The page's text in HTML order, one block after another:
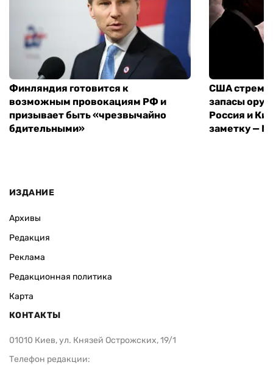
Финляндия готовится к
возможным провокациям РФ и
призывает быть «чрезвычайно
бдительными»
США
запасы
Россия и
заметку —
ИЗДАНИЕ
Архивы
Редакция
Реклама
Редакционная политика
Карта
КОНТАКТЫ
01010 Киев, ул. Князей Острожских, 19/1
Телефон редакции: